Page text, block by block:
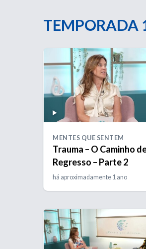
TEMPORADA
MENTES QUE SENTEM
Trauma – O Caminho
Regresso – Parte 2
há aproximadamente 1 ano